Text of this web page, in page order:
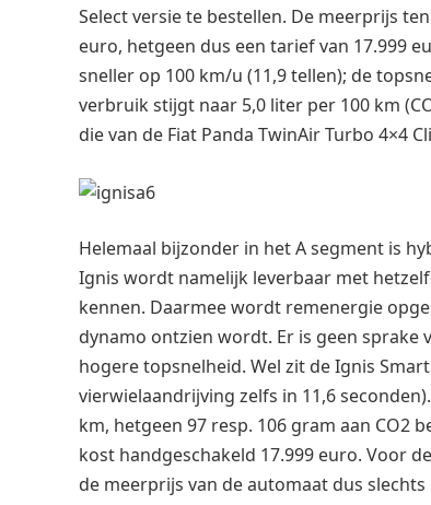
Select versie te bestellen. De meerprijs
euro, hetgeen dus een tarief van 17.999
sneller op 100 km/u (11,9 tellen); de
verbruik stijgt naar 5,0 liter per 100 km
die van de Fiat Panda TwinAir Turbo 4×4
Helemaal bijzonder in het A segment is
Ignis wordt namelijk leverbaar met
kennen. Daarmee wordt remenergie
dynamo ontzien wordt. Er is geen sprake
hogere topsnelheid. Wel zit de Ignis
vierwielaandrijving zelfs in 11,6
km, hetgeen 97 resp. 106 gram aan CO2
kost handgeschakeld 17.999 euro. Voor
de meerprijs van de automaat dus